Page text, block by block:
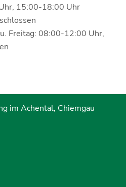
15:00-18:00 Uhr
Freitag: 08:00-12:00 Uhr,
im Achental, Chiemgau